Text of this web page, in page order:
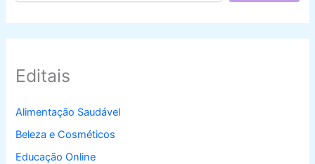
Editais
Alimentação Saudável
Beleza e Cosméticos
Educação Online